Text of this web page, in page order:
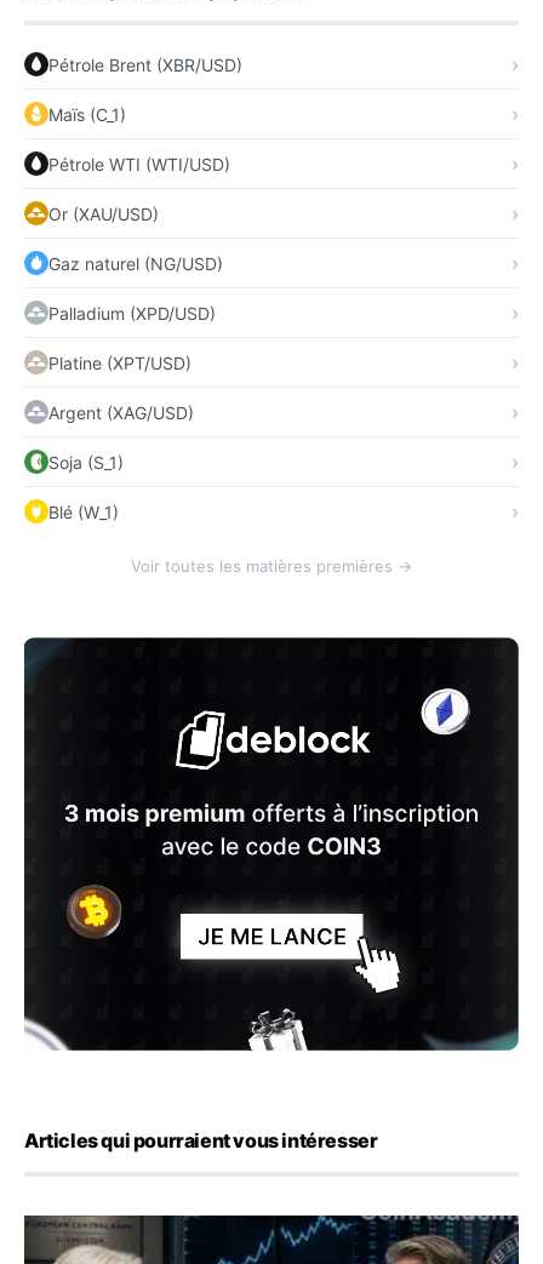
Pétrole Brent (XBR/USD)
Maïs (C_1)
Pétrole WTI (WTI/USD)
Or (XAU/USD)
Gaz naturel (NG/USD)
Palladium (XPD/USD)
Platine (XPT/USD)
Argent (XAG/USD)
Soja (S_1)
Blé (W_1)
Voir toutes les matières premières →
Articles qui pourraient vous intéresser
Yen : Washington a vendu des euros sans prévenir la